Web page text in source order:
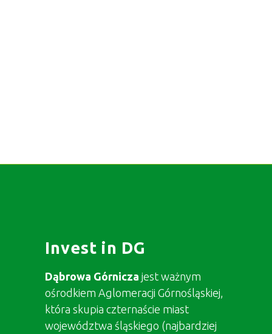
Invest in DG
Dąbrowa Górnicza jest ważnym
ośrodkiem Aglomeracji Górnośląskiej,
która skupia czternaście miast
województwa śląskiego (najbardziej